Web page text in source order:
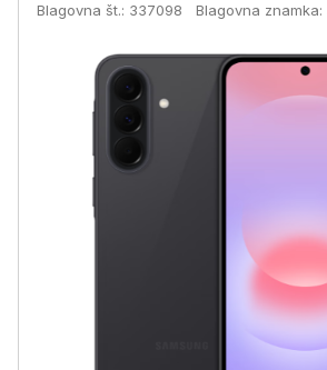
Blagovna št.: 337098 Blagovna znamka: